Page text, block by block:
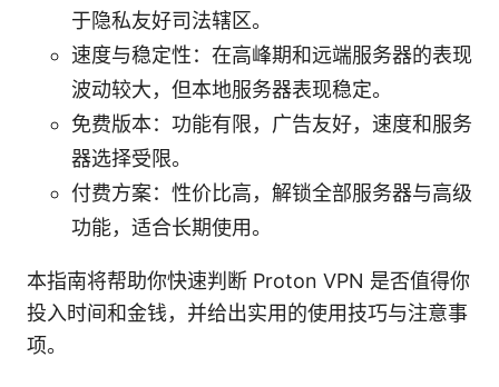
于隐私友好司法辖区。
速度与稳定性：在高峰期和远端服务器的表现
波动较大，但本地服务器表现稳定。
免费版本：功能有限，广告友好，速度和服务
器选择受限。
付费方案：性价比高，解锁全部服务器与高级
功能，适合长期使用。
本指南将帮助你快速判断 Proton VPN 是否值得你
投入时间和金钱，并给出实用的使用技巧与注意事
项。